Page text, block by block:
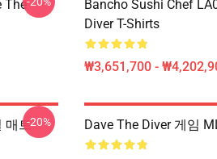
The
Bancho Sushi Chef
Diver T-Shirts
₩3,651,700 -
매트-20% Dave The Diver 게임